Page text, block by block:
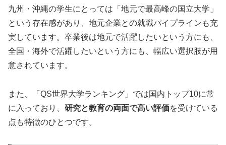
九州・沖縄の学生にとっては「地元で最高峰の国立大学」
という存在感があり、地元企業との就職パイプラインも充
実しています。卒業後は地元で活躍したいという方にも、
全国・海外で活躍したいという方にも、幅広い選択肢が用
意されています。
また、「QS世界大学ランキング」では国内トップ10に常
に入っており、 研究と教育の両面で高い評価を受けている
点も特徴のひとつです。